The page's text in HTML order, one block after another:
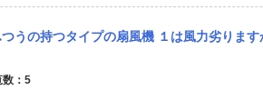
うの持つタイプの扇風機 １は風力劣ります
： 5